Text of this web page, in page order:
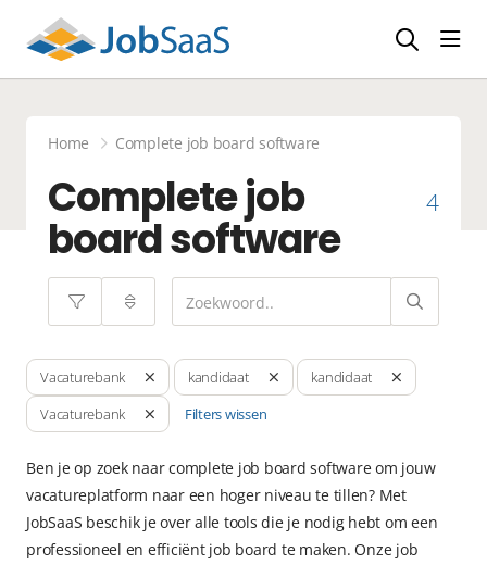
Home Complete job board software
Complete job
board software
4
Vacaturebank kandidaat
kandidaat
Vacaturebank
Filters wissen
Ben je op zoek naar complete job board software om jouw
vacatureplatform naar een hoger niveau te tillen? Met
JobSaaS beschik je over alle tools die je nodig hebt om een
professioneel en efficiënt job board te maken. Onze job